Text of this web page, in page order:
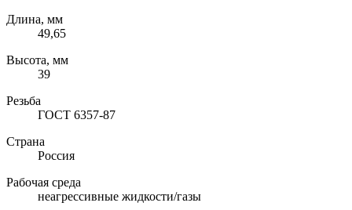
Длина, мм
49,65
Высота, мм
39
Резьба
ГОСТ 6357-87
Страна
Россия
Рабочая среда
неагрессивные жидкости/газы